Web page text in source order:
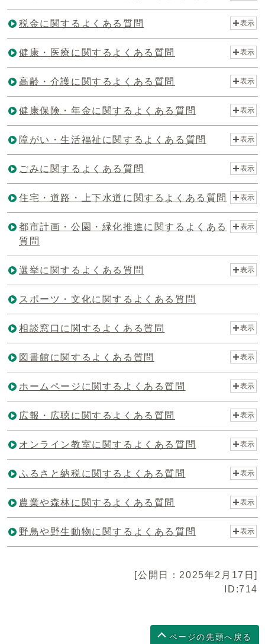
税金に関するよくある質問 表示
健康・医療に関するよくある質問 表示
高齢・介護に関するよくある質問 表示
健康保険・年金に関するよくある質問 表示
障がい・生活福祉に関するよくある質問 表示
ごみに関するよくある質問 表示
住宅・道路・上下水道に関するよくある質問 表示
都市計画・公園・緑化推進に関するよくある
質問
表示
選挙に関するよくある質問 表示
スポーツ・文化に関するよくある質問
相談窓口に関するよくある質問 表示
図書館に関するよくある質問 表示
ホームページに関するよくある質問 表示
広報・広聴に関するよくある質問 表示
オンライン教室に関するよくある質問 表示
ふるさと納税に関するよくある質問 表示
農業や森林に関するよくある質問 表示
野鳥や野生動物に関するよくある質問 表示
[公開日：2025年2月17日]
ID:714
ページの先頭へ戻る